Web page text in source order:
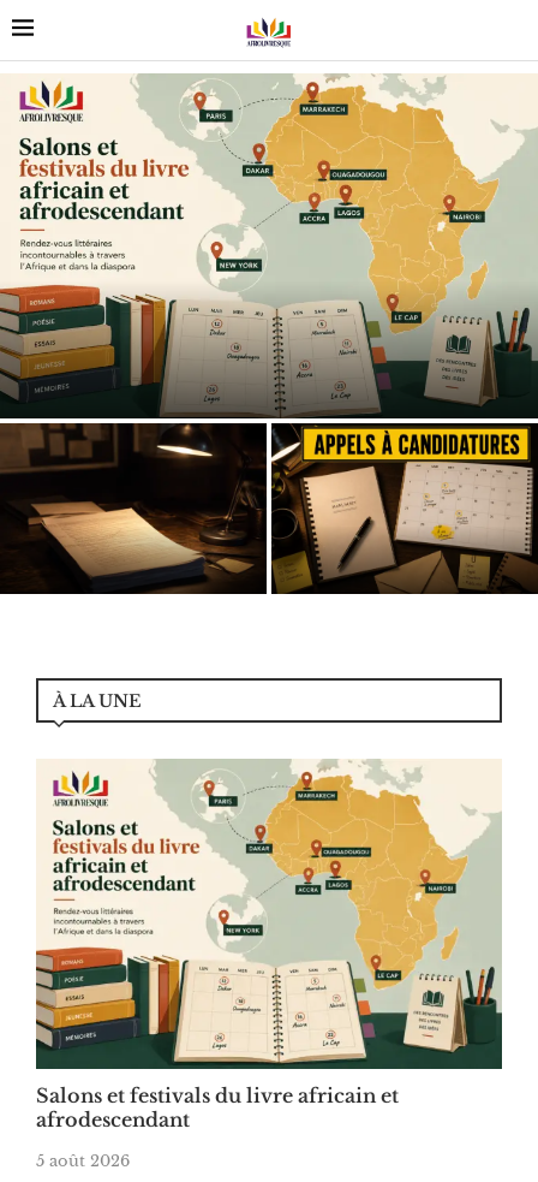
Salons et festivals du livre africain et afrodescendant
Le contrat à 2 millions de dollars
de Jerry Falade annulé
Appels et opportunités pour les
professionnels africains du livre
et des industries...
À LA UNE
Salons et festivals du livre africain et
afrodescendant
5 août 2026